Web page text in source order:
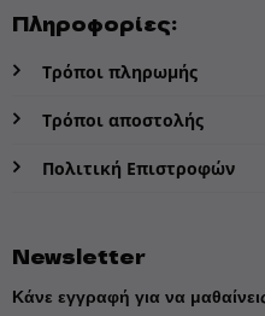
Πληροφορίες:
Τρόποι πληρωμής
Τρόποι αποστολής
Πολιτική Επιστροφών
Newsletter
Κάνε εγγραφή για να